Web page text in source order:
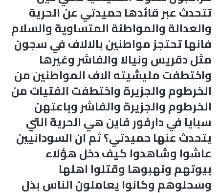
تتحدث عبر قائدها حميدتي عن الحرية
والعدالة والمواطنة المتساوية والسلام
فانها تحتجز مواطنين بالالاف في سجون
مثل دقريس ونيالا والفاشر وغيرها
واختطفت مليشيته الاف المواطنين من
الخرطوم والجزيرة واختطفت الفتيات من
الخرطوم والجزيرة والفاشر وباعتهن
سبايا في دارفور فاين هي الحرية التي
يتحدث عنها حميدتي؟ ثم ان السودانيين
عاشوا وشاهدوا كيف دخل هؤلاء
بيوتهم ونهبوها وقتلوا اهلها
وسحلوهم وكانوا يعاملون الناس بذل